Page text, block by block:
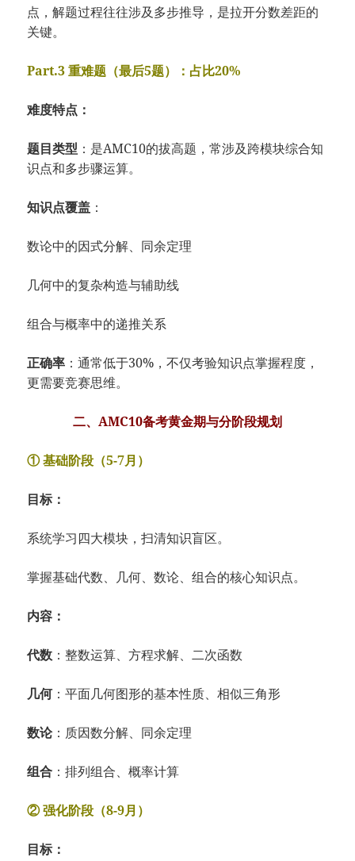
点，解题过程往往涉及多步推导，是拉开分数差距的
关键。
Part.3 重难题（最后5题）：占比20%
难度特点：
题目类型 ：是AMC10的拔高题，常涉及跨模块综合知
识点和多步骤运算。
知识点覆盖 ：
数论中的因式分解、同余定理
几何中的复杂构造与辅助线
组合与概率中的递推关系
正确率 ：通常低于30%，不仅考验知识点掌握程度，
更需要竞赛思维。
二、AMC10备考黄金期与分阶段规划
① 基础阶段（5-7月）
目标：
系统学习四大模块，扫清知识盲区。
掌握基础代数、几何、数论、组合的核心知识点。
内容：
代数 ：整数运算、方程求解、二次函数
几何：平面几何图形的基本性质、相似三角形
数论：质因数分解、同余定理
组合 ：排列组合、概率计算
② 强化阶段（8-9月）
目标：